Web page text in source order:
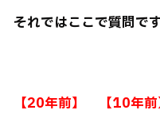
それではここで質問で
【20年前】 【10年